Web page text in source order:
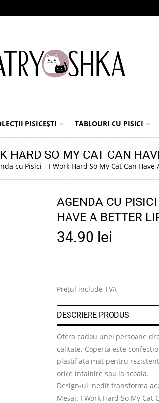
PISICEȘTI TABLOURI CU PISICI
HARD SO MY CAT CAN
cu Pisici – I Work Hard So My Cat Can Have
AGENDA CU
HAVE A BETTER
34.90 lei
Prețul include TVA
DESCRIERE PRODUS
Ofera cadou unei persoane
calitate. Coperta este
plastifiata mat pentru
orice intalnire sau la scoala.
Design-ul inedit transforma
Mesaj: I Work Hard So My Cat